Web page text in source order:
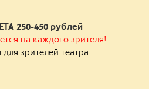
250-450рублей
на каждого зрителя!
зрителей театра